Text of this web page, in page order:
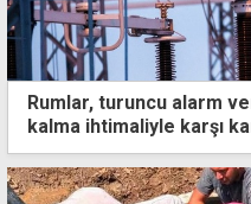
Rumlar, turuncu alarm
kalma ihtimaliyle karşı